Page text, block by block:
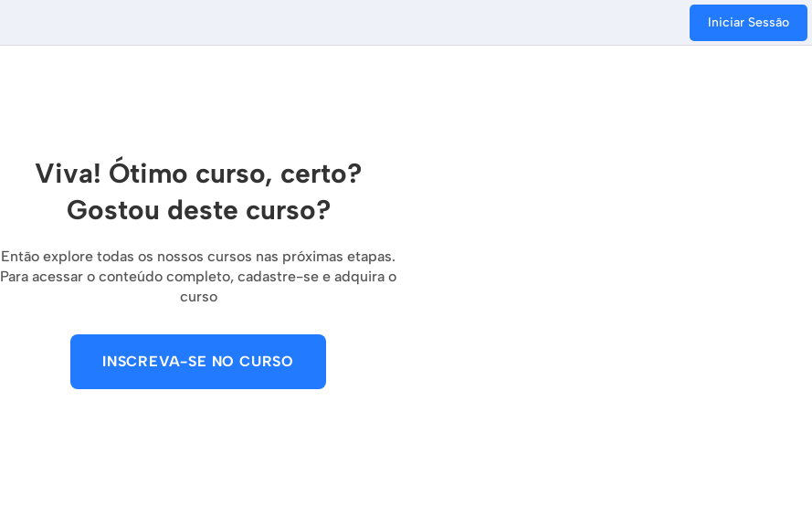
Iniciar Sessão
Viva! Ótimo curso, certo?
Gostou deste curso?
Então explore todas os nossos cursos nas próximas etapas.
Para acessar o conteúdo completo, cadastre-se e adquira o
curso
INSCREVA-SE NO CURSO